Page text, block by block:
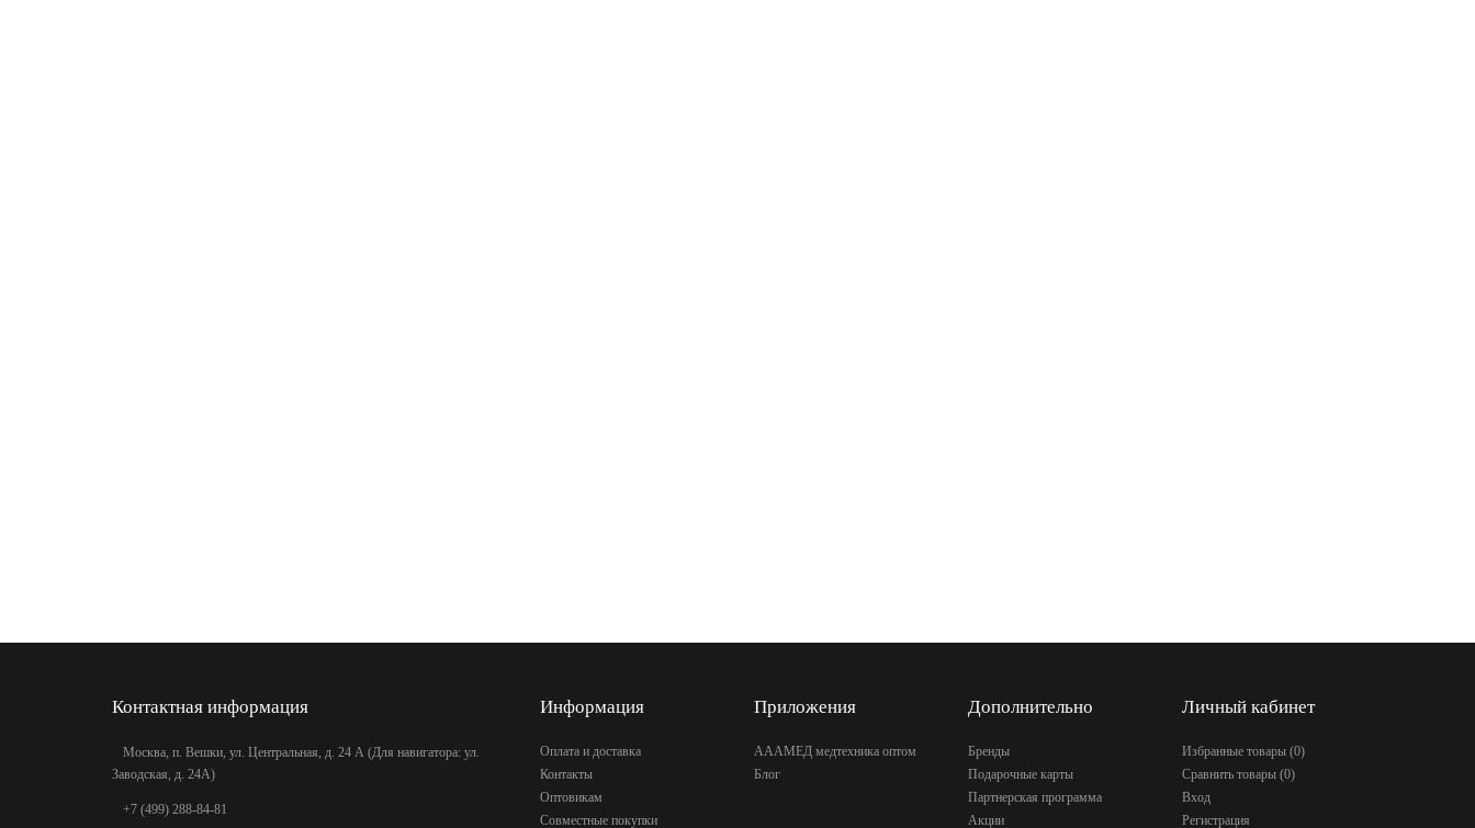
Контактная информация
Москва, п. Вешки, ул. Центральная, д. 24 А (Для навигатора: ул.
Заводская, д. 24А)
+7 (499) 288-84-81
Информация
Оплата и доставка
Контакты
Оптовикам
Совместные покупки
Приложения
АААМЕД медтехника оптом
Блог
Дополнительно
Бренды
Подарочные карты
Партнерская программа
Акции
Личный кабинет
Избранные товары (0)
Сравнить товары (0)
Вход
Регистрация